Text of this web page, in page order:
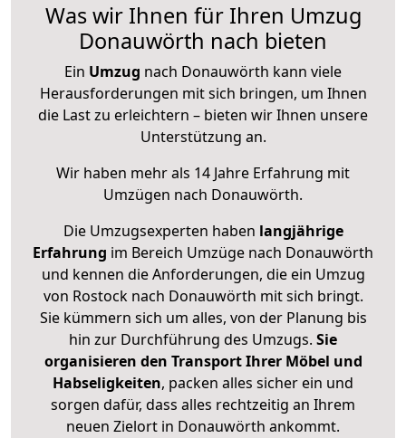
Was wir Ihnen für Ihren Umzug
Donauwörth nach bieten
Ein Umzug nach Donauwörth kann viele
Herausforderungen mit sich bringen, um Ihnen
die Last zu erleichtern – bieten wir Ihnen unsere
Unterstützung an.
Wir haben mehr als 14 Jahre Erfahrung mit
Umzügen nach Donauwörth.
Die Umzugsexperten haben langjährige
Erfahrung im Bereich Umzüge nach Donauwörth
und kennen die Anforderungen, die ein Umzug
von Rostock nach Donauwörth mit sich bringt.
Sie kümmern sich um alles, von der Planung bis
hin zur Durchführung des Umzugs. Sie
organisieren den Transport Ihrer Möbel und
Habseligkeiten, packen alles sicher ein und
sorgen dafür, dass alles rechtzeitig an Ihrem
neuen Zielort in Donauwörth ankommt.